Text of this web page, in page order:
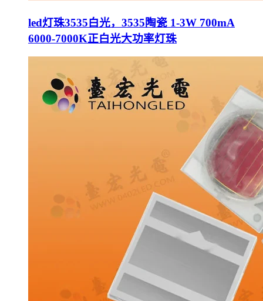
led灯珠3535白光，3535陶瓷 1-3W 700mA
6000-7000K正白光大功率灯珠